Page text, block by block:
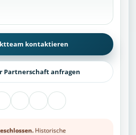
kontaktieren
Partnerschaft anfragen
Historische